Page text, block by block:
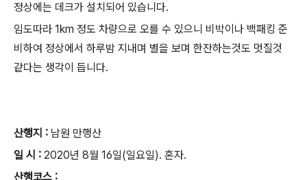
정상에는 데크가 설치되어 있습니다.
임도따라 1km 정도 차량으로 오를 수 있으니 비박이나 백패킹 준
비하여 정상에서 하루밤 지내며 별을 보며 한잔하는것도 멋질것
같다는 생각이 듭니다.
산행지 : 남원 만행산
일 시 : 2020년 8월 16일(일요일). 혼자.
산행코스 :